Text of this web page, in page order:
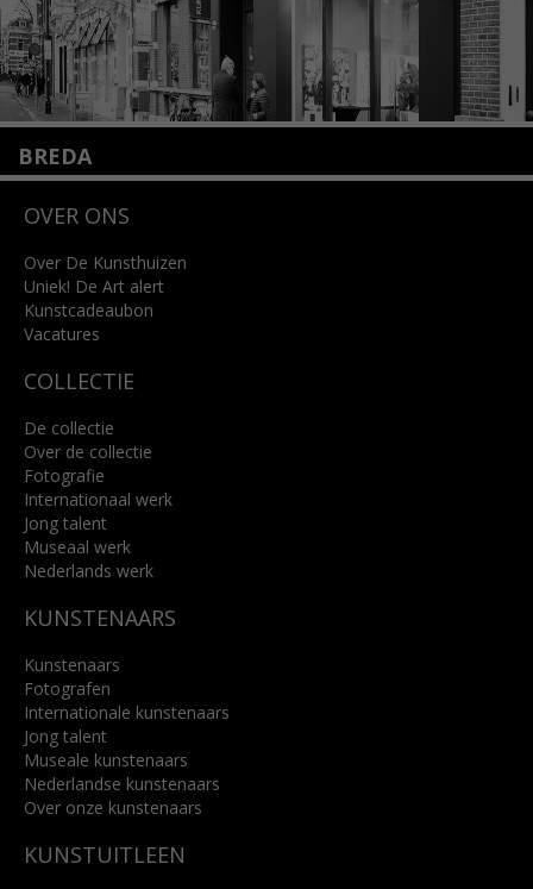
BREDA
4818 SB Breda
info@kunsthuisbreda.nl
Lees meer
OVER ONS
Over De Kunsthuizen
Uniek! De Art alert
Kunstcadeaubon
Vacatures
COLLECTIE
De collectie
Over de collectie
Fotografie
Internationaal werk
Jong talent
Museaal werk
Nederlands werk
KUNSTENAARS
Kunstenaars
Fotografen
Internationale kunstenaars
Jong talent
Museale kunstenaars
Nederlandse kunstenaars
Over onze kunstenaars
KUNSTUITLEEN